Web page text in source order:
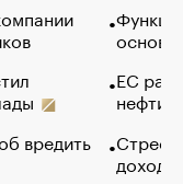
вредить
основ
ЕС
нефти